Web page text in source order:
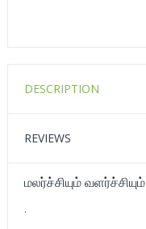
DESCRIPTION
REVIEWS
மலர்ச்சியும் வளர்ச்சியும்
.